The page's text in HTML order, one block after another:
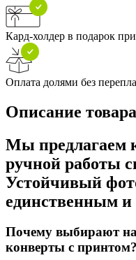
Кард-холдер в подарок
Оплата долями без
Описание товара
Мы предлагаем
ручной работы
Устойчивый
единственным
Почему выбирают
конверты с принтом?